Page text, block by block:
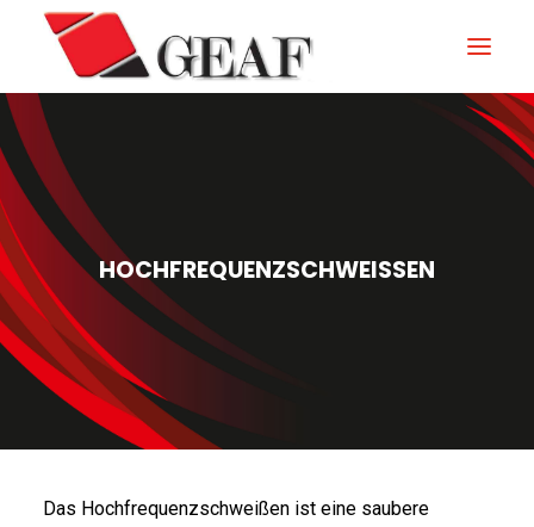
GEAF
UNTERNEHMEN
KNOW-HOW
UNSERE SEKTOREN
KONTAKTIEREN
NEUIGKEITEN UND VERANSTALTUNGEN
DOWNLOAD
HOCHFREQUENZSCHWEISSEN
Das Hochfrequenzschweißen ist eine saubere